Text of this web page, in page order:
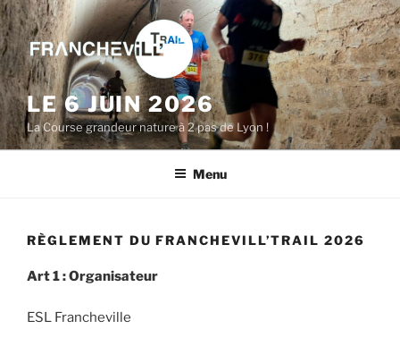
Aller
au
contenu
principal
LE 6 JUIN 2026
La Course grandeur nature à 2 pas de Lyon !
Menu
RÈGLEMENT DU FRANCHEVILL’TRAIL 2026
Art 1 : Organisateur
ESL Francheville